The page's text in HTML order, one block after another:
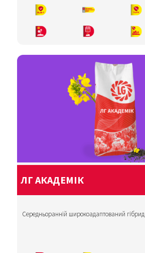
ЛГ АКАДЕМІК
Середньоранній широкоадаптований гібрид